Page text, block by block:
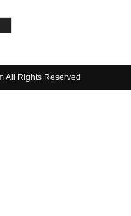
All Rights Reserved